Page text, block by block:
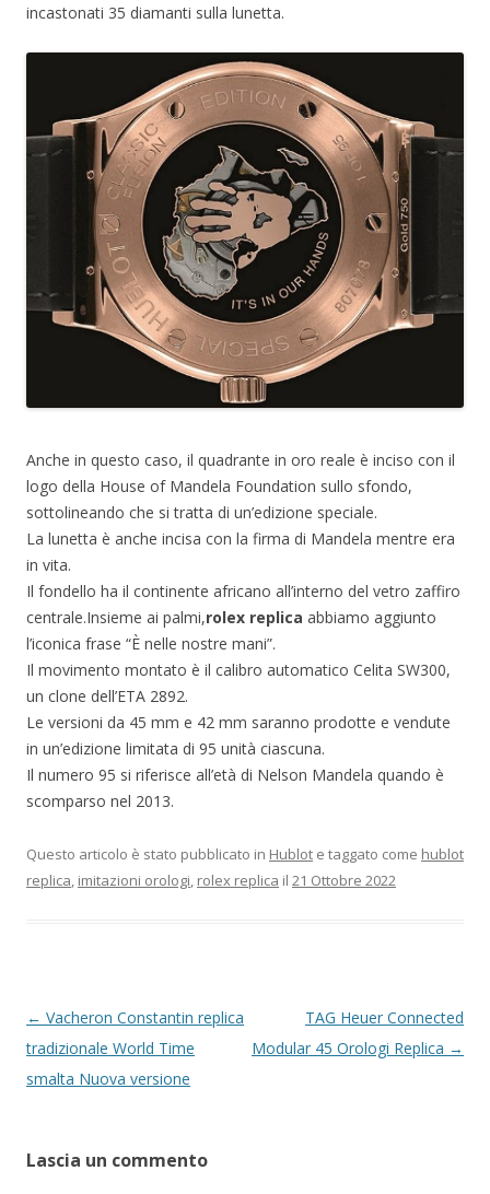
incastonati 35 diamanti sulla lunetta.
Anche in questo caso, il quadrante in oro reale è inciso con il
logo della House of Mandela Foundation sullo sfondo,
sottolineando che si tratta di un’edizione speciale.
La lunetta è anche incisa con la firma di Mandela mentre era
in vita.
Il fondello ha il continente africano all’interno del vetro zaffiro
centrale.Insieme ai palmi,rolex replica abbiamo aggiunto
l’iconica frase “È nelle nostre mani”.
Il movimento montato è il calibro automatico Celita SW300,
un clone dell’ETA 2892.
Le versioni da 45 mm e 42 mm saranno prodotte e vendute
in un’edizione limitata di 95 unità ciascuna.
Il numero 95 si riferisce all’età di Nelson Mandela quando è
scomparso nel 2013.
Questo articolo è stato pubblicato in Hublot e taggato come hublot
replica, imitazioni orologi, rolex replica il 21 Ottobre 2022
Navigazione
articolo
← Vacheron Constantin replica
tradizionale World Time
smalta Nuova versione
TAG Heuer Connected
Modular 45 Orologi Replica →
Lascia un commento